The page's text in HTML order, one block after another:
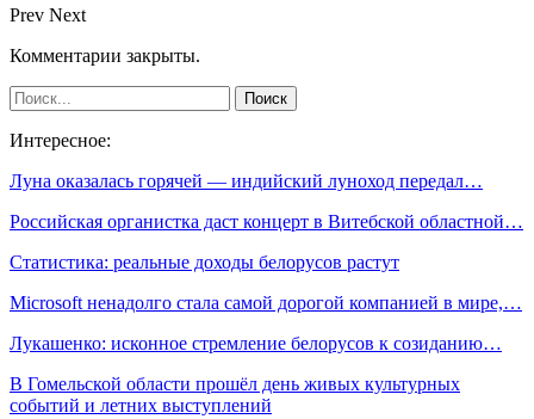
Prev Next
Комментарии закрыты.
Интересное:
Луна оказалась горячей — индийский луноход передал…
Российская органистка даст концерт в Витебской областной…
Статистика: реальные доходы белорусов растут
Microsoft ненадолго стала самой дорогой компанией в мире,…
Лукашенко: исконное стремление белорусов к созиданию…
В Гомельской области прошёл день живых культурных
событий и летних выступлений